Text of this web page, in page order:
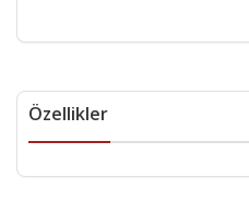
Özellikler